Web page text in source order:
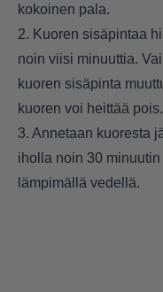
kokoinen pala.
2. Kuoren sisäpintaa
noin viisi minuuttia.
kuoren sisäpinta
kuoren voi heittää pois.
3. Annetaan kuoresta
iholla noin 30
lämpimällä vedellä.